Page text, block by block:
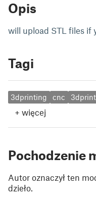
Opis
will upload STL files if
Tagi
3dprinting cnc
+ więcej
Pochodzenie
Autor oznaczył ten
dzieło.